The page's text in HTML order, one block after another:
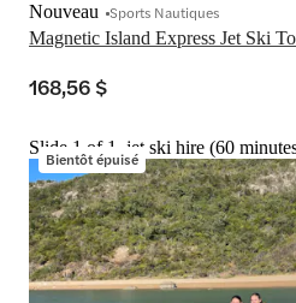
Magnetic Island Express Jet Ski
Nouveau Sports Nautiques
168,56 $
Bientôt épuisé
Slide 1 of 1, jet ski hire (60